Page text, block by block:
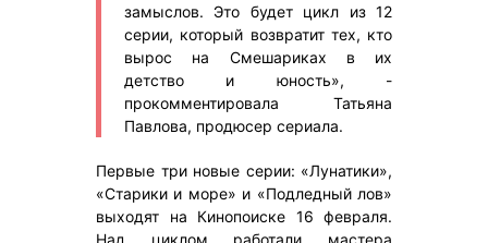
замыслов. Это будет цикл из 12
серии, который возвратит тех, кто
вырос на Смешариках в их
детство и юность», -
прокомментировала Татьяна
Павлова, продюсер сериала.
Первые три новые серии: «Лунатики»,
«Старики и море» и «Подледный лов»
выходят на Кинопоиске 16 февраля.
Над циклом работали мастера